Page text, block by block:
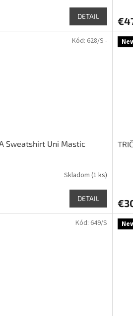
DETAIL
Sweatshirt Uni Mastic
Skladom (1 ks)
DETAIL
Kód: 628/S -
Kód: 649/S